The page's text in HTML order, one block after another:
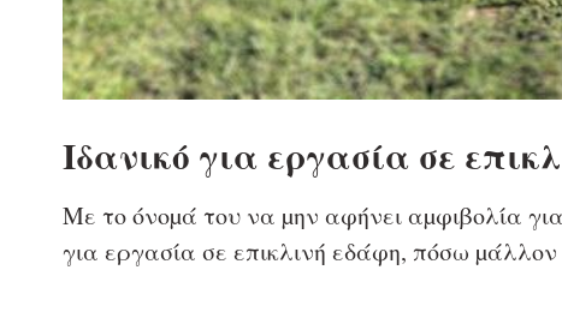
Iδανικό για εργασία σε
Με το όνοµά του να µην αφήνει αµφιβολία
για εργασία σε επικλινή εδάφη, πόσω